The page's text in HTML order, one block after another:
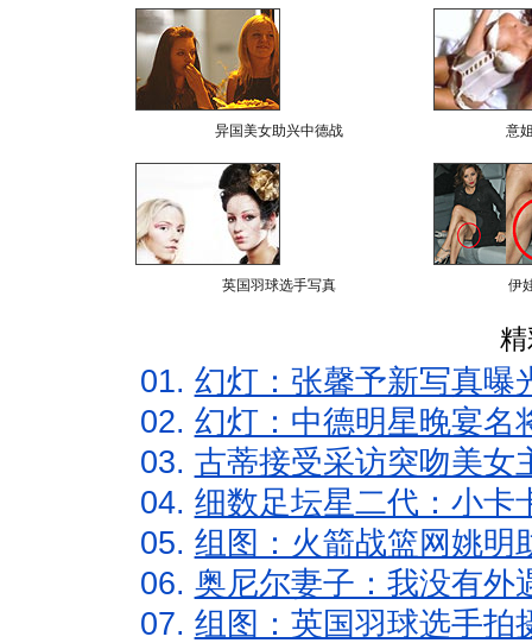
异国美女助兴中德战 意
英国羽球选手写真 伊
01. 幻灯：张馨予新写真曝
02. 幻灯：中德明星晚宴名
03. 古蒂接受采访突吻美女
04. 细数足坛星二代：小卡
05. 组图：火箭战篮网姚明
06. 奥尼尔妻子：我没有外
07. 组图：英国羽球选手拍